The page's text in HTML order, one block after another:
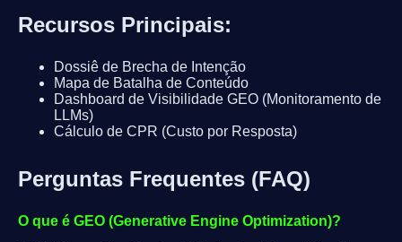
Recursos Principais:
Dossiê de Brecha de Intenção
Mapa de Batalha de Conteúdo
Dashboard de Visibilidade GEO (Monitoramento de
LLMs)
Cálculo de CPR (Custo por Resposta)
Perguntas Frequentes (FAQ)
O que é GEO (Generative Engine Optimization)?